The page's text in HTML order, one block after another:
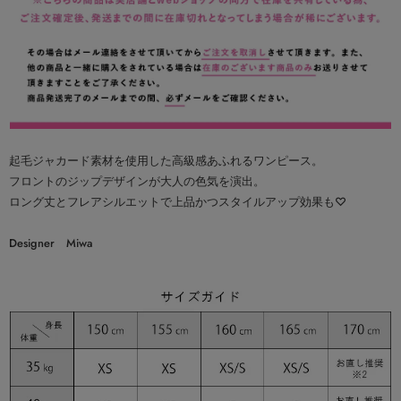
起毛ジャカード素材を使用した高級感あふれるワンピース。
フロントのジップデザインが大人の色気を演出。
ロング丈とフレアシルエットで上品かつスタイルアップ効果も♡
Designer Miwa